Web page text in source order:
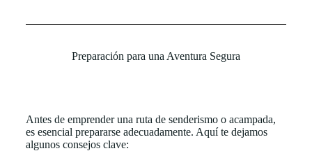
Preparación para una Aventura Segura
Antes de emprender una ruta de senderismo o acampada,
es esencial prepararse adecuadamente. Aquí te dejamos
algunos consejos clave: